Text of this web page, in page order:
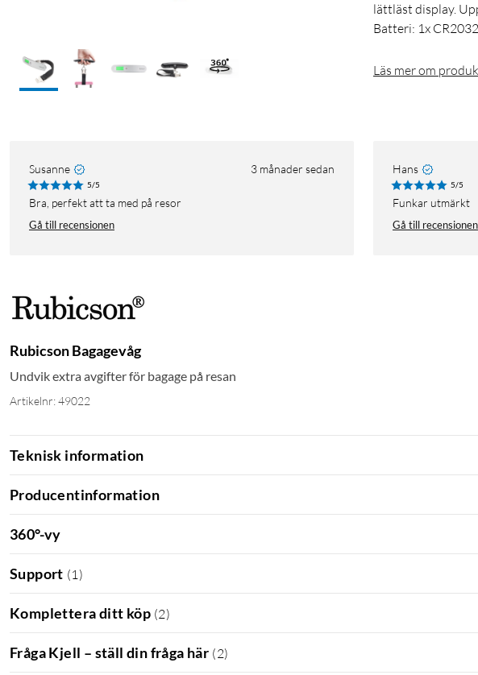
lättläst display.
Batteri: 1x
Läs mer om
Susanne 3 månader sedan
5/5
Bra, perfekt att ta med på resor
Gå till recensionen
Hans
5/5
Funkar utmärkt
Gå till recensionen
Rubicson Bagagevåg
Undvik extra avgifter för bagage på resan
Artikelnr: 49022
Teknisk information
Producentinformation
360°-vy
Support (1 )
Komplettera ditt köp (2)
Fråga Kjell – ställ din fråga här (2)